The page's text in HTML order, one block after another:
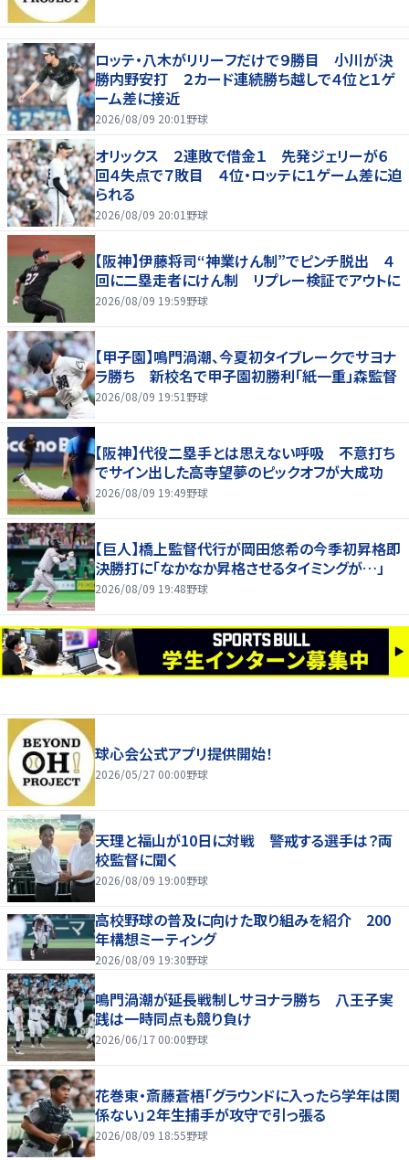
ロッテ・八木がリリーフだけで９勝目 小川が決
勝内野安打 ２カード連続勝ち越しで４位と１ゲ
ーム差に接近
2026/08/09 20:01 野球
オリックス ２連敗で借金１ 先発ジェリーが６
回４失点で７敗目 ４位・ロッテに１ゲーム差に迫
られる
2026/08/09 20:01 野球
【阪神】伊藤将司“神業けん制”でピンチ脱出 ４
回に二塁走者にけん制 リプレー検証でアウトに
2026/08/09 19:59野球
【甲子園】鳴門渦潮、今夏初タイブレークでサヨナ
ラ勝ち 新校名で甲子園初勝利「紙一重」森監督
2026/08/09 19:51 野球
【阪神】代役二塁手とは思えない呼吸 不意打ち
でサイン出した高寺望夢のピックオフが大成功
2026/08/09 19:49野球
【巨人】橋上監督代行が岡田悠希の今季初昇格即
決勝打に「なかなか昇格させるタイミングが…」
2026/08/09 19:48野球
球心会公式アプリ提供開始！
2026/05/27 00:00野球
天理と福山が10日に対戦 警戒する選手は？両
校監督に聞く
2026/08/09 19:00野球
高校野球の普及に向けた取り組みを紹介 200
年構想ミーティング
2026/08/09 19:30野球
鳴門渦潮が延長戦制しサヨナラ勝ち 八王子実
践は一時同点も競り負け
2026/06/17 00:00野球
花巻東・斎藤蒼梧「グラウンドに入ったら学年は関
係ない」２年生捕手が攻守で引っ張る
2026/08/09 18:55野球